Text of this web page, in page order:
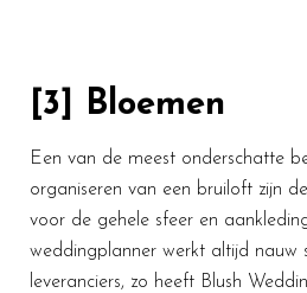
[3] Bloemen
Een van de meest onderschatte
organiseren van een bruiloft zijn
voor de gehele sfeer en
weddingplanner werkt altijd nauw
leveranciers, zo heeft Blush